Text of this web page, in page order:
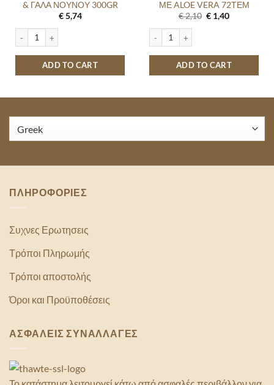
& ΓΑΛΑ ΝΟΥΝΟΥ 300GR
€5,74
ΦΑΡΙΝ ΛΑΚΤΕ ΣΙΤΑΛΕΥΡΟ & ΓΑΛΑ ΝΟΥΝΟΥ 300GR quantity
ADD TO CART
ΜΕ ALOE VERA 72ΤΕΜ
€2,10 Original
price
€ 1,40Current
ΜΩΡΟΜΑΝΤΗΛΑ SOFTLINE ΜΕ
ADD TO CART
09-15KG 38ΤΕΜ quantity
ΠΛΗΡΟΦΟΡΙΕΣ
Συχνες Ερωτησεις
Τρόποι Πληρωμής
Τρόποι αποστολής
Όροι και Προϋποθέσεις
ΑΣΦΑΛΕΙΣ ΣΥΝΑΛΛΑΓΕΣ